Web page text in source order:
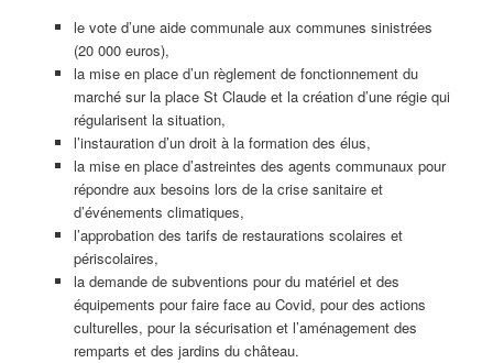
le vote d’une aide communale aux communes sinistrées
(20 000 euros),
la mise en place d’un règlement de fonctionnement du
marché sur la place St Claude et la création d’une régie qui
régularisent la situation,
l’instauration d’un droit à la formation des élus,
la mise en place d’astreintes des agents communaux pour
répondre aux besoins lors de la crise sanitaire et
d’événements climatiques,
l’approbation des tarifs de restaurations scolaires et
périscolaires,
la demande de subventions pour du matériel et des
équipements pour faire face au Covid, pour des actions
culturelles, pour la sécurisation et l’aménagement des
remparts et des jardins du château.